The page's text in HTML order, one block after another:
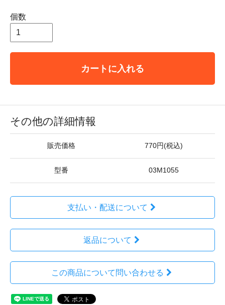
個数
カートに入れる
その他の詳細情報
販売価格 770円(税込)
型番 03M1055
支払い・配送について
返品について
この商品について問い合わせる